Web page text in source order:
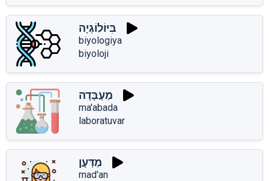
בִּיּוֹלוֹגְיָה
biyologiya
biyoloji
מַעְבָּדָה
ma'abada
laboratuvar
מַדְּעָן
mad'an